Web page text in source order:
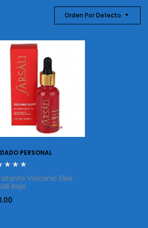
Orden Por Defecto
PERSONAL
Volcanic Elixir
Rojo